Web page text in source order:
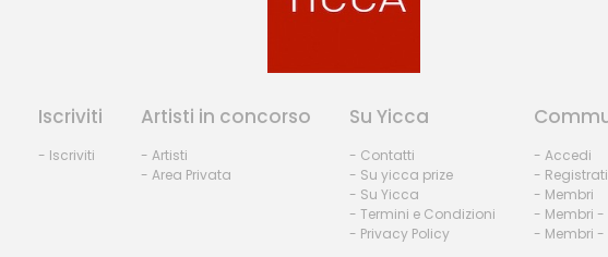
Iscriviti
- Iscriviti
Artisti in concorso
- Artisti
- Area Privata
Su Yicca
- Contatti
- Su yicca prize
- Su Yicca
- Termini e Condizioni
- Privacy Policy
- Accedi
-
- Membri
- Membri -
- Membri -